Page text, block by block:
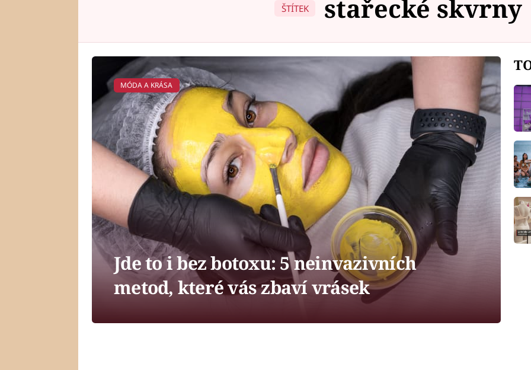
ŠTÍTEK stařecké skvrny
MÓDA A KRÁSA
Jde to i bez botoxu: 5 neinvazivních
metod, které vás zbaví vrásek